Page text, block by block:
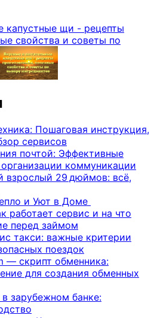
капустные щи - рецепты
свойства и советы по
Пошаговая инструкция,
сервисов
почтой: Эффективные
коммуникации
взрослый 29 дюймов: всё,
и Уют в Доме
работает сервис и на что
перед займом
такси: важные критерии
поездок
— скрипт обменника:
для создания обменных
зарубежном банке: